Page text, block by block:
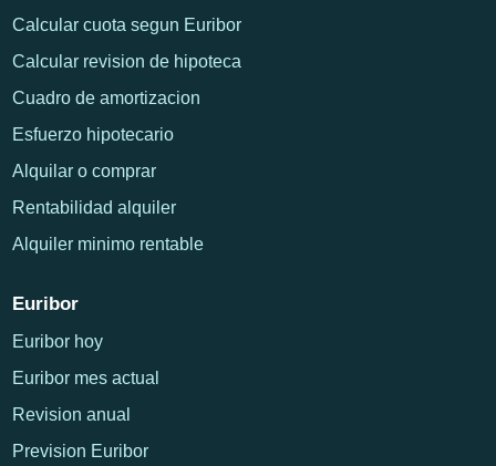
Calcular cuota segun Euribor
Calcular revision de hipoteca
Cuadro de amortizacion
Esfuerzo hipotecario
Alquilar o comprar
Rentabilidad alquiler
Alquiler minimo rentable
Euribor
Euribor hoy
Euribor mes actual
Revision anual
Prevision Euribor